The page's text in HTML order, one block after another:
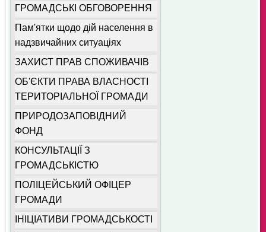
ГРОМАДСЬКІ ОБГОВОРЕННЯ
Пам'ятки щодо дій населення в
надзвичайних ситуаціях
ЗАХИСТ ПРАВ СПОЖИВАЧІВ
ОБ'ЄКТИ ПРАВА ВЛАСНОСТІ
ТЕРИТОРІАЛЬНОЇ ГРОМАДИ
ПРИРОДОЗАПОВІДНИЙ
ФОНД
КОНСУЛЬТАЦІЇ З
ГРОМАДСЬКІСТЮ
ПОЛІЦЕЙСЬКИЙ ОФІЦЕР
ГРОМАДИ
ІНІЦІАТИВИ ГРОМАДСЬКОСТІ